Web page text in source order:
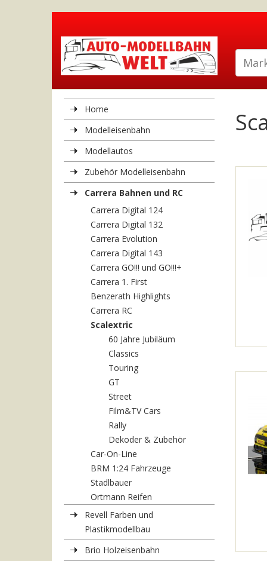
Home
Modelleisenbahn
Modellautos
Zubehör Modelleisenbahn
Carrera Bahnen und RC
Carrera Digital 124
Carrera Digital 132
Carrera Evolution
Carrera Digital 143
Carrera GO!!! und GO!!!+
Carrera 1. First
Benzerath Highlights
Carrera RC
Scalextric
60 Jahre Jubiläum
Classics
Touring
GT
Street
Film&TV Cars
Rally
Dekoder & Zubehör
Car-On-Line
BRM 1:24 Fahrzeuge
Stadlbauer
Ortmann Reifen
Revell Farben und
Plastikmodellbau
Brio Holzeisenbahn